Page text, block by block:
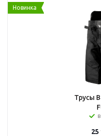
Новинка
Трусы
25